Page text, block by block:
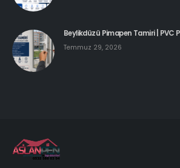
Beylikdüzü Pimapen Tamiri | PVC
Temmuz 29, 2026